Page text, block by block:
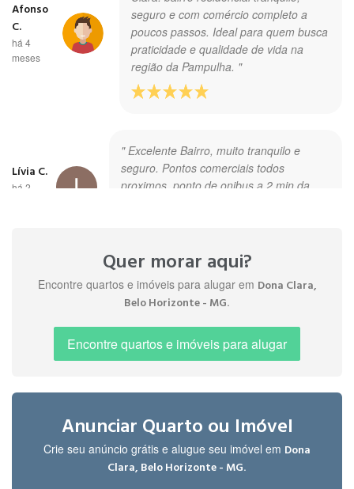
seguro e com comércio completo a
poucos passos. Ideal para quem busca
praticidade e qualidade de vida na
região da Pampulha. "
Afonso
C.
há 4
meses
" Excelente Bairro, muito tranquilo e
seguro. Pontos comerciais todos
proximos, ponto de onibus a 2 min da
Lívia C.
há 2
" Bairro muito bem localizado, de fácil
acesso, tranquilo e nobre de Belo
há 3 anos
Leonicia
Quer morar aqui?
Encontre quartos e imóveis para alugar em Dona Clara,
Belo Horizonte - MG.
Encontre quartos e imóveis para alugar
Anunciar Quarto ou Imóvel
Crie seu anúncio grátis e alugue seu imóvel em Dona
Clara, Belo Horizonte - MG.